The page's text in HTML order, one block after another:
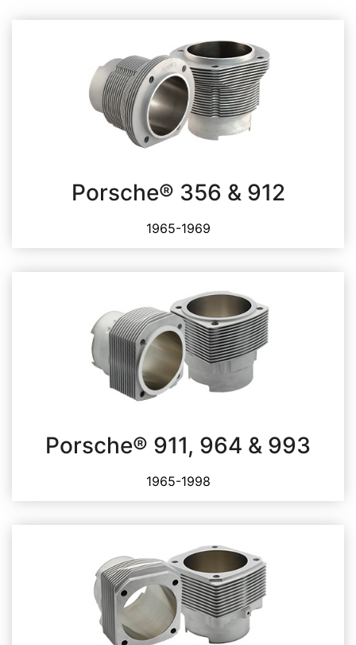
Porsche® 356 & 912
1965-1969
Porsche® 911, 964 & 993
1965-1998